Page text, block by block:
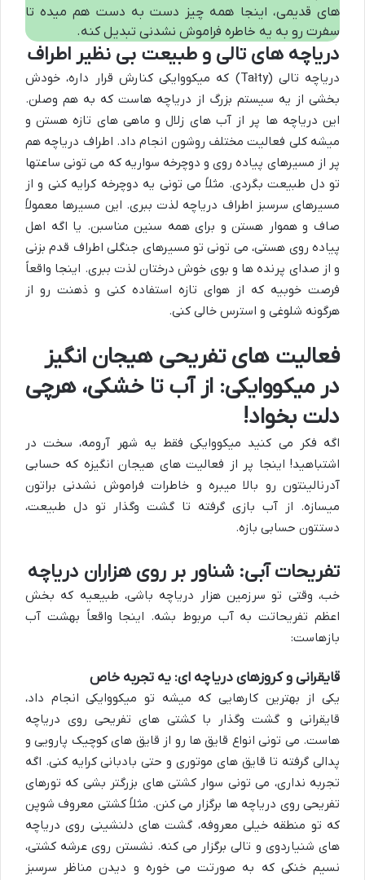
های قدیمی، اینجا همه چیز دست به دست هم میده تا
سفرت رو به یه خاطره فراموش نشدنی تبدیل کنه.
دریاچه های تالی و طبیعت بی نظیر اطراف
دریاچه تالی (Tałty) که میکووایکی کنارش قرار داره، خودش
بخشی از یه سیستم بزرگ از دریاچه هاست که به هم وصلن.
این دریاچه ها پر از آب های زلال و ماهی های تازه هستن و
میشه کلی فعالیت مختلف روشون انجام داد. اطراف دریاچه هم
پر از مسیرهای پیاده روی و دوچرخه سواریه که می تونی ساعتها
تو دل طبیعت بگردی. مثلاً می تونی یه دوچرخه کرایه کنی و از
مسیرهای سرسبز اطراف دریاچه لذت ببری. این مسیرها معمولاً
صاف و هموار هستن و برای همه سنین مناسبن. یا اگه اهل
پیاده روی هستی، می تونی تو مسیرهای جنگلی اطراف قدم بزنی
و از صدای پرنده ها و بوی خوش درختان لذت ببری. اینجا واقعاً
فرصت خوبیه که از هوای تازه استفاده کنی و ذهنت رو از
هرگونه شلوغی و استرس خالی کنی.
فعالیت های تفریحی هیجان انگیز
در میکووایکی: از آب تا خشکی، هرچی
دلت بخواد!
اگه فکر می کنید میکووایکی فقط یه شهر آرومه، سخت در
اشتباهید! اینجا پر از فعالیت های هیجان انگیزه که حسابی
آدرنالینتون رو بالا میبره و خاطرات فراموش نشدنی براتون
میسازه. از آب بازی گرفته تا گشت وگذار تو دل طبیعت،
دستتون حسابی بازه.
تفریحات آبی: شناور بر روی هزاران دریاچه
خب، وقتی تو سرزمین هزار دریاچه باشی، طبیعیه که بخش
اعظم تفریحاتت به آب مربوط بشه. اینجا واقعاً بهشت آب
بازهاست:
قایقرانی و کروزهای دریاچه ای: یه تجربه خاص
یکی از بهترین کارهایی که میشه تو میکووایکی انجام داد،
قایقرانی و گشت وگذار با کشتی های تفریحی روی دریاچه
هاست. می تونی انواع قایق ها رو از قایق های کوچیک پارویی و
پدالی گرفته تا قایق های موتوری و حتی بادبانی کرایه کنی. اگه
تجربه نداری، می تونی سوار کشتی های بزرگتر بشی که تورهای
تفریحی روی دریاچه ها برگزار می کنن. مثلاً کشتی معروف شوپن
که تو منطقه خیلی معروفه، گشت های دلنشینی روی دریاچه
های شنیاردوی و تالی برگزار می کنه. نشستن روی عرشه کشتی،
نسیم خنکی که به صورتت می خوره و دیدن مناظر سرسبز